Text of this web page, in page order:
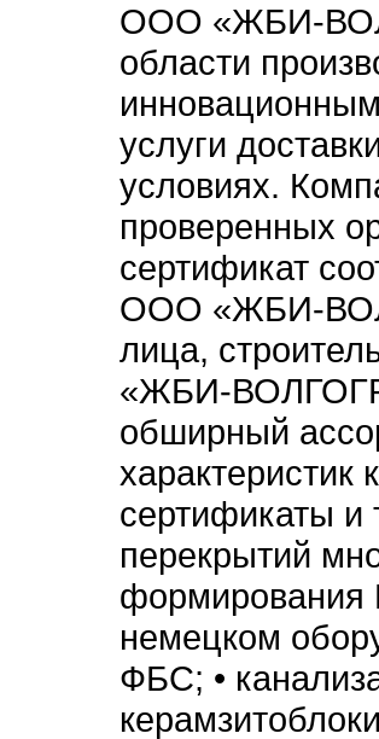
ООО «ЖБИ-
области
услуги
условиях.
проверенных
сертификат
ООО «ЖБИ-
лица,
«ЖБИ-
обширный
характеристик
сертификаты и
перекрытий
формирования
немецком
ФБС; •